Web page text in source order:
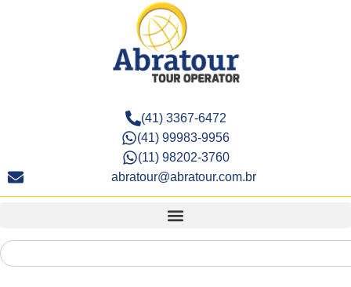
(41) 3367-6472
(41) 99983-9956
(11) 98202-3760
abratour@abratour.com.br